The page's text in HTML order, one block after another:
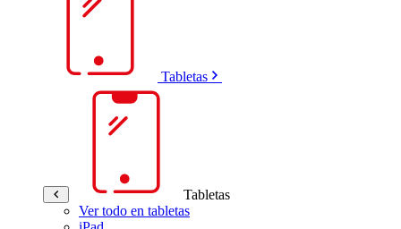
Tabletas
Tabletas
Ver todo en tabletas